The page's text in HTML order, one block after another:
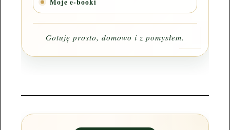
Gotuję prosto, domowo i z pomysłem.